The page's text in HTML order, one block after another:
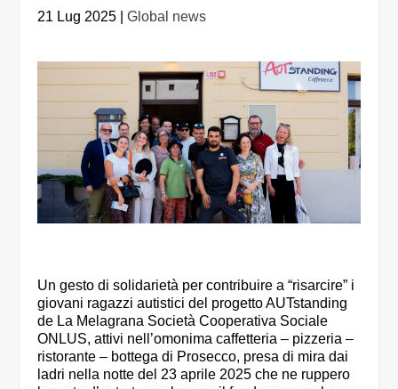
21 Lug 2025 |Global news
Un gesto di solidarietà per contribuire a “risarcire” i
giovani ragazzi autistici del progetto AUTstanding
de La Melagrana Società Cooperativa Sociale
ONLUS, attivi nell’omonima caffetteria – pizzeria –
ristorante – bottega di Prosecco, presa di mira dai
ladri nella notte del 23 aprile 2025 che ne ruppero